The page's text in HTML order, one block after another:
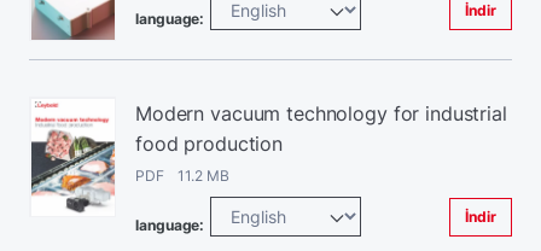
language: İndir
Modern vacuum technology for industrial
food production
PDF 11.2 MB
language: İndir